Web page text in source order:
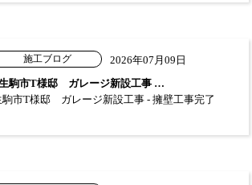
施工ブログ
2026年07月09日
駒市T様邸 ガレージ新設工事 …
駒市T様邸 ガレージ新設工事 - 擁壁工事完了